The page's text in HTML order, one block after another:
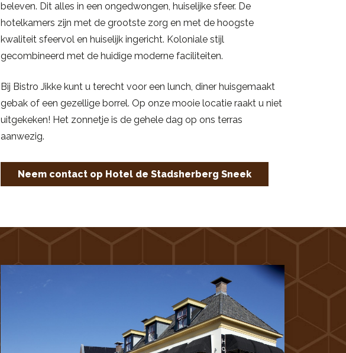
beleven. Dit alles in een ongedwongen, huiselijke sfeer. De
hotelkamers zijn met de grootste zorg en met de hoogste
kwaliteit sfeervol en huiselijk ingericht. Koloniale stijl
gecombineerd met de huidige moderne faciliteiten.
Bij Bistro Jikke kunt u terecht voor een lunch, diner huisgemaakt
gebak of een gezellige borrel. Op onze mooie locatie raakt u niet
uitgekeken! Het zonnetje is de gehele dag op ons terras
aanwezig.
Neem contact op Hotel de Stadsherberg Sneek